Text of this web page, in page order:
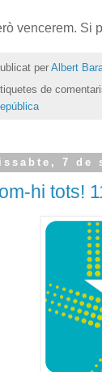
vencerem. Si
per Albert
de
7 de
hi tots!